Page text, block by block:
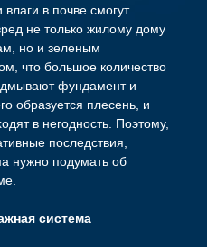
в почве смогут
не только жилому дому
но и зеленым
что большое количество
фундамент и
образуется плесень, и
в негодность. Поэтому,
последствия,
нужно подумать об
система